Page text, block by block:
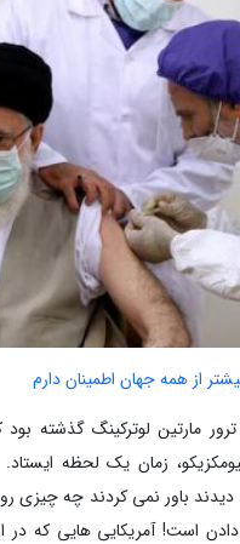
از همه جهان اطمینان دارم
مارتین لوترکینگ گذشته بود
زمان یک لحظه ایستاد.
باور نمی کردند چه چیزی
است! آمریکایی هایی که در